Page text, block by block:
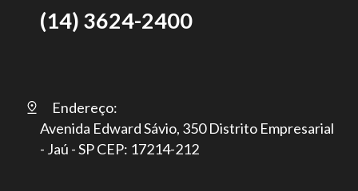
(14) 3624-2400
Endereço:
Avenida Edward Sávio, 350 Distrito Empresarial
- Jaú - SP CEP: 17214-212